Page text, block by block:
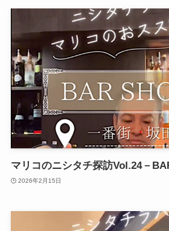
マリコのニシタチ探訪Vol.24－
2026年2月15日